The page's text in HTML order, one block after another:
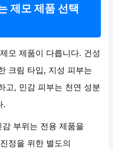
제모 제품 선택
모 제품이 다릅니다. 건성
크림 타입, 지성 피부는
고, 민감 피부는 천연 성분
.
부위는 전용 제품을
정을 위한 별도의